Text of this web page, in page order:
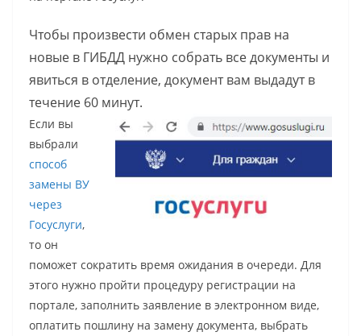
Чтобы произвести обмен старых прав на
новые в ГИБДД нужно собрать все документы и
явиться в отделение, документ вам выдадут в
течение 60 минут.
Если вы
выбрали
способ
замены ВУ
через
Госуслуги,
то он
поможет сократить время ожидания в очереди. Для
этого нужно пройти процедуру регистрации на
портале, заполнить заявление в электронном виде,
оплатить пошлину на замену документа, выбрать